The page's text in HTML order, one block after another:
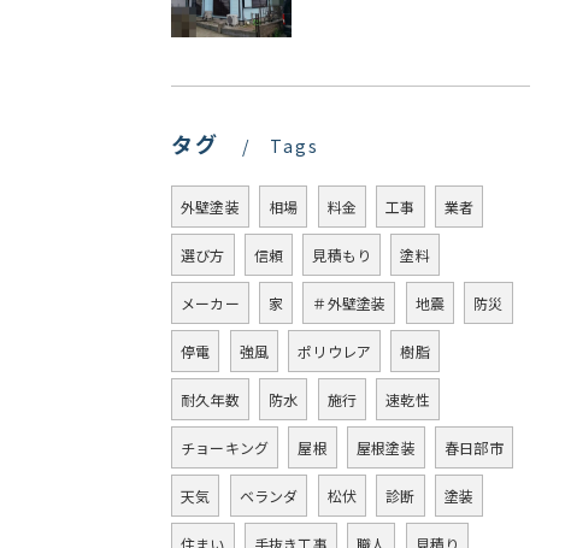
タグ Tags
外壁塗装 相場 料金 工事 業者
選び方 信頼 見積もり 塗料
メーカー 家 ＃外壁塗装 地震 防災
停電 強風 ポリウレア 樹脂
耐久年数 防水 施行 速乾性
チョーキング 屋根 屋根塗装 春日部市
天気 ベランダ 松伏 診断 塗装
住まい 手抜き工事 職人 見積り